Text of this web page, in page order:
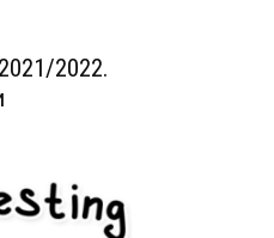
2022.